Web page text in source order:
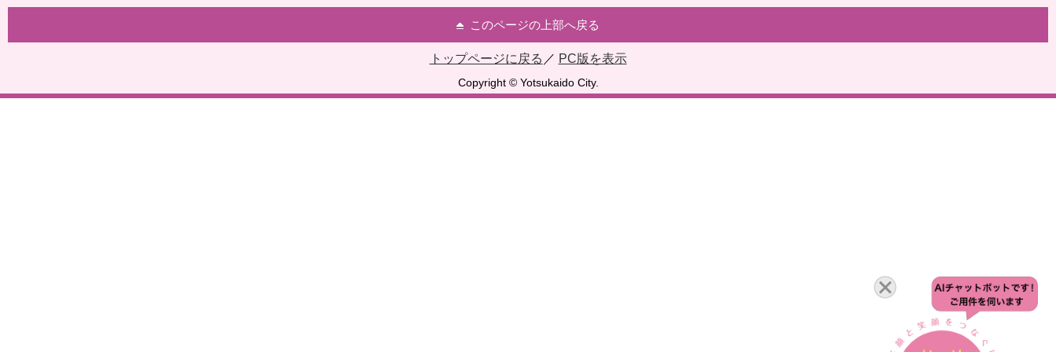
このページの上部へ戻る
トップページに戻る ／ PC版を表示
Copyright © Yotsukaido City.